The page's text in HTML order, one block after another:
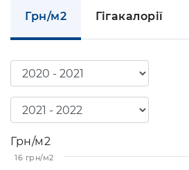
Грн/м2 Гігакалорії
Грн/м2
16 грн/м2